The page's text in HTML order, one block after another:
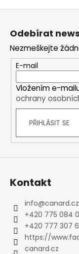
Odebírat
Nezmeškejte
E-mail
Vložením e-
ochrany
PŘIHLÁSIT SE
Kontakt
info@canard.cz
+420 775 084
+420 777 307
https://
canard.cz